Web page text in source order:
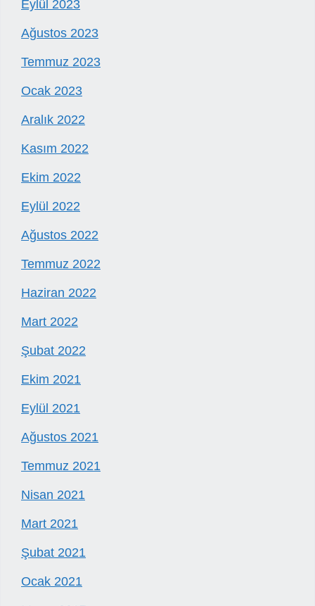
Eylül 2023
Ağustos 2023
Temmuz 2023
Ocak 2023
Aralık 2022
Kasım 2022
Ekim 2022
Eylül 2022
Ağustos 2022
Temmuz 2022
Haziran 2022
Mart 2022
Şubat 2022
Ekim 2021
Eylül 2021
Ağustos 2021
Temmuz 2021
Nisan 2021
Mart 2021
Şubat 2021
Ocak 2021